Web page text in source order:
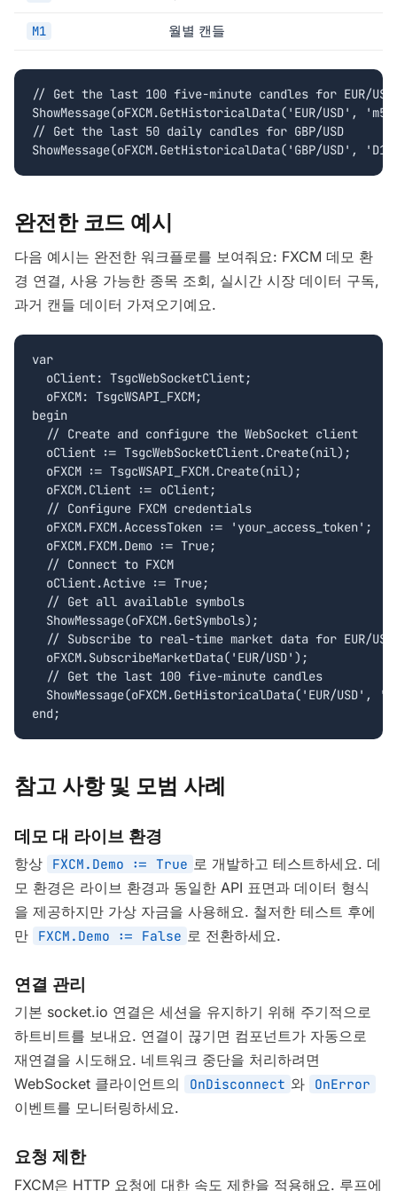
M1 월별 캔들
// Get the last 100 five-minute candles for EUR/USD
ShowMessage(oFXCM.GetHistoricalData('EUR/USD',
// Get the last 50 daily candles for GBP/USD
ShowMessage(oFXCM.GetHistoricalData('GBP/USD',
완전한 코드 예시
다음 예시는 완전한 워크플로를 보여줘요: FXCM 데모 환
경 연결, 사용 가능한 종목 조회, 실시간 시장 데이터 구독,
과거 캔들 데이터 가져오기예요.
var
  oClient: TsgcWebSocketClient;
  oFXCM: TsgcWSAPI_FXCM;
begin
  // Create and configure the WebSocket client
  oClient := TsgcWebSocketClient.Create(nil);
  oFXCM := TsgcWSAPI_FXCM.Create(nil);
  oFXCM.Client := oClient;
  // Configure FXCM credentials
  oFXCM.FXCM.AccessToken := 'your_access_token';
  oFXCM.FXCM.Demo := True;
  // Connect to FXCM
  oClient.Active := True;
  // Get all available symbols
  ShowMessage(oFXCM.GetSymbols);
  // Subscribe to real-time market data for EUR/USD
  oFXCM.SubscribeMarketData('EUR/USD');
  // Get the last 100 five-minute candles
ShowMessage(oFXCM.GetHistoricalData('EUR/USD',
end;
참고 사항 및 모범 사례
데모 대 라이브 환경
항상 FXCM.Demo := True 로 개발하고 테스트하세요. 데
모 환경은 라이브 환경과 동일한 API 표면과 데이터 형식
을 제공하지만 가상 자금을 사용해요. 철저한 테스트 후에
만
FXCM.Demo := False 로 전환하세요.
연결 관리
기본 socket.io 연결은 세션을 유지하기 위해 주기적으로
하트비트를 보내요. 연결이 끊기면 컴포넌트가 자동으로
재연결을 시도해요. 네트워크 중단을 처리하려면
WebSocket 클라이언트의
OnDisconnect 와 OnError
이벤트를 모니터링하세요.
요청 제한
FXCM은 HTTP 요청에 대한 속도 제한을 적용해요. 루프에